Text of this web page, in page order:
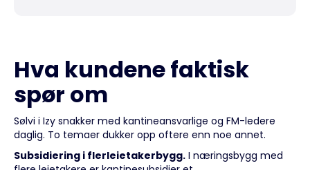
Hva kundene faktisk
spør om
Sølvi i Izy snakker med kantineansvarlige og FM-ledere
daglig. To temaer dukker opp oftere enn noe annet.
Subsidiering i flerleietakerbygg. I næringsbygg med